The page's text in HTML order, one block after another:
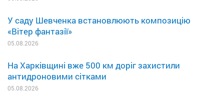
У саду Шевченка встановлюють композицію
«Вітер фантазії»
05.08.2026
На Харківщині вже 500 км доріг захистили
антидроновими сітками
05.08.2026